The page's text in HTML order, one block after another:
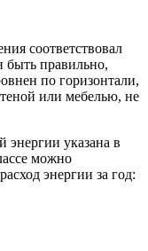
соответствовал
быть правильно,
по горизонтали,
или мебелью, не
энергии указана в
можно
энергии за год: